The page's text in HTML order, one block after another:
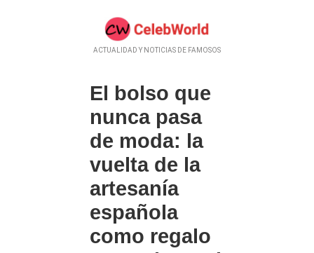
ACTUALIDAD Y NOTICIAS DE FAMOSOS
El bolso que
nunca pasa
de moda: la
vuelta de la
artesanía
española
como regalo